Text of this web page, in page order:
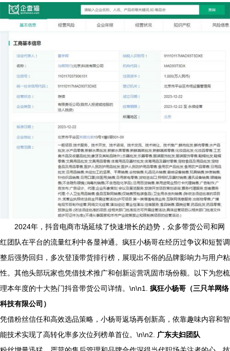
2024年，抖音电商市场延续了快速增长的趋势，众多带货公司和网
红团队在平台的流量红利中各显神通。疯狂小杨哥在经历过争议和短暂调
整后强势回归，多次登顶带货排行榜，展现出不俗的品牌影响力与用户粘
性。其他头部玩家也凭借技术推广和创新运营巩固市场份额。以下为您梳
理本年度的十大热门抖音带货公司详情。\n\n1. 疯狂小杨哥（三只羊网络
科技有限公司）
凭借粉丝信任和高效选品策略，小杨哥返场再创新高，依靠趣味内容和智
能技术实现了高转化率多次位列榜单首位。\n\n2. 广东夫妇团队